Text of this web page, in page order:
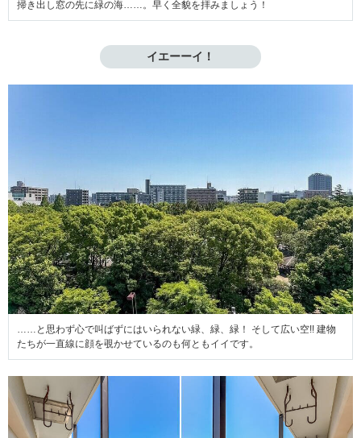
掃き出し窓の先に緑の海……。早く全貌を拝みましょう！
イエーーイ！
……と思わず心で叫ばずにはいられない緑、緑、緑！ そして広い空!! 建物
たちが一直線に顔を覗かせているのも何ともイイです。